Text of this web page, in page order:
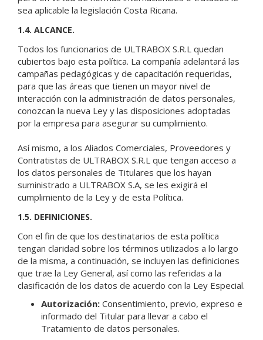
sea aplicable la legislación Costa Ricana.
1.4. ALCANCE.
Todos los funcionarios de ULTRABOX S.R.L quedan
cubiertos bajo esta política. La compañía adelantará las
campañas pedagógicas y de capacitación requeridas,
para que las áreas que tienen un mayor nivel de
interacción con la administración de datos personales,
conozcan la nueva Ley y las disposiciones adoptadas
por la empresa para asegurar su cumplimiento.
Así mismo, a los Aliados Comerciales, Proveedores y
Contratistas de ULTRABOX S.R.L que tengan acceso a
los datos personales de Titulares que los hayan
suministrado a ULTRABOX S.A, se les exigirá el
cumplimiento de la Ley y de esta Política.
1.5. DEFINICIONES.
Con el fin de que los destinatarios de esta política
tengan claridad sobre los términos utilizados a lo largo
de la misma, a continuación, se incluyen las definiciones
que trae la Ley General, así como las referidas a la
clasificación de los datos de acuerdo con la Ley Especial.
Autorización: Consentimiento, previo, expreso e
informado del Titular para llevar a cabo el
Tratamiento de datos personales.